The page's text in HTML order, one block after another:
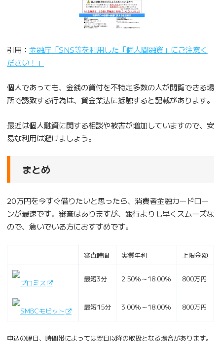
引用： 金融庁「SNS等を利用した「個人間融資」にご注意く
ださい！」
個人であっても、金銭の貸付を不特定多数の人が閲覧できる場
所で誘致する行為は、貸金業法に抵触すると記載があります。
最近は個人融資に関する相談や被害が増加していますので、安
易な利用は避けましょう。
まとめ
20万円を今すぐ借りたいと思ったら、消費者金融カードロー
ンが最速です。審査はありますが、銀行よりも早くスムーズな
ので、急いでいる方におすすめです。
審査時間 実質年利 上限金額
プロミス 最短3分 2.50％～18.00％ 800万円
SMBCモビット 最短15分 3.00％～18.00％ 800万円
申込の曜日、時間帯によっては翌日以降の取扱となる場合があります。